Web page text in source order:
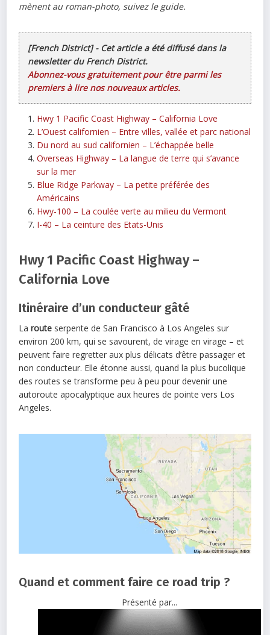
mènent au roman-photo, suivez le guide.
[French District] - Cet article a été diffusé dans la
newsletter du French District.
Abonnez-vous gratuitement pour être parmi les
premiers à lire nos nouveaux articles.
Hwy 1 Pacific Coast Highway – California Love
L’Ouest californien – Entre villes, vallée et parc national
Du nord au sud californien – L’échappée belle
Overseas Highway – La langue de terre qui s’avance
sur la mer
Blue Ridge Parkway – La petite préférée des
Américains
Hwy-100 – La coulée verte au milieu du Vermont
I-40 – La ceinture des Etats-Unis
Hwy 1 Pacific Coast Highway –
California Love
Itinéraire d’un conducteur gâté
Laroute serpente de San Francisco à Los Angeles sur
environ 200 km, qui se savourent, de virage en virage – et
peuvent faire regretter aux plus délicats d’être passager et
non conducteur. Elle étonne aussi, quand la plus bucolique
des routes se transforme peu à peu pour devenir une
autoroute apocalyptique aux heures de pointe vers Los
Angeles.
Quand et comment faire ce road trip ?
Présenté par...